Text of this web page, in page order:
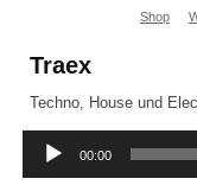
Shop
Traex
Techno, House und